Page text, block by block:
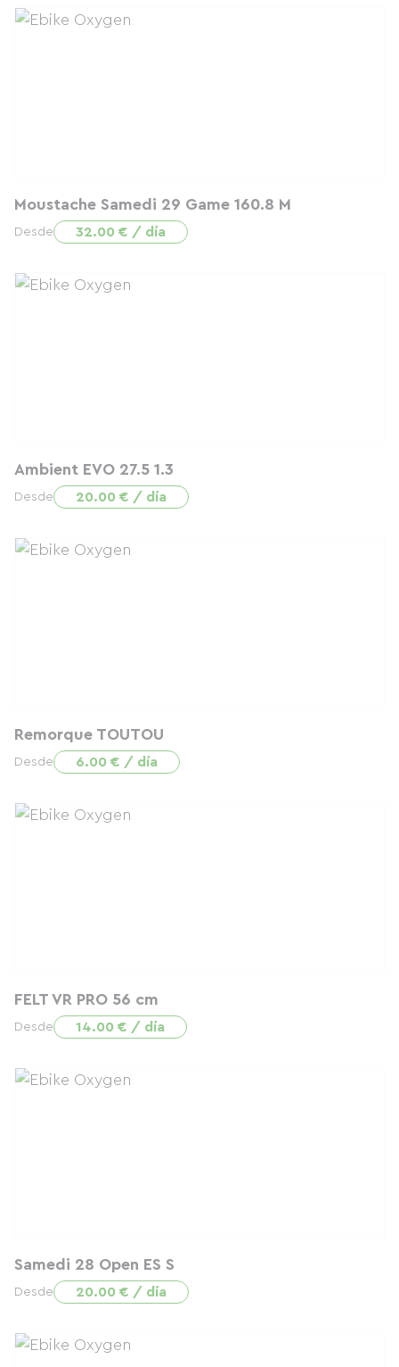
Moustache Samedi 29 Game 160.8 M
Desde 32.00 € / día
Ambient EVO 27.5 1.3
Desde 20.00 € / día
Remorque TOUTOU
Desde 6.00 € / día
FELT VR PRO 56 cm
Desde 14.00 € / día
Samedi 28 Open ES S
Desde 20.00 € / día